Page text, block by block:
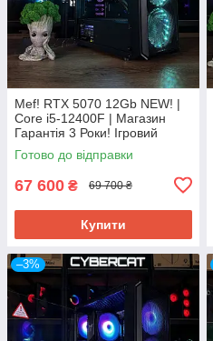
Mef! RTX 5070 12Gb NEW! |
Core i5-12400F | Магазин
Гарантія 3 Роки! Ігровий
Компютер ПК від CyberCat
Готово до відправки
67 600 ₴ 69 700 ₴
Купити
–3%